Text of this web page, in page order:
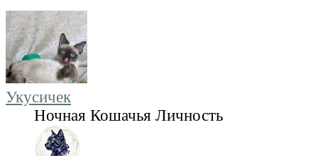
Укусичек
Ночная Кошачья Личность